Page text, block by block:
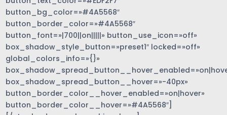
button_bg_color=»#4A5568″
button_border_color=»#4A5568″
button_font=»|700||on|||||» button_use_icon=»off»
box_shadow_style_button=»preset1″ locked=»off»
global_colors_info=»{}»
box_shadow_spread_button__hover=»-40px»
button_border_color__hover_enabled=»on|hover»
button_border_color__hover=»#4A5568″]